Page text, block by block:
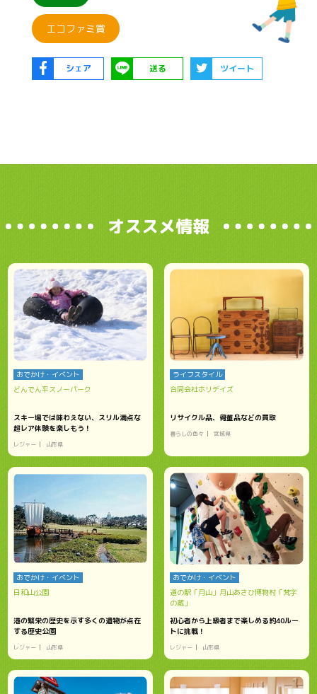
エコファミ賞
シェア 送る ツイート
オススメ情報
おでかけ・イベント
どんでん平スノーパーク
スキー場では味わえない、スリル満点な
超レア体験を楽しもう！
レジャー 山形県
ライフスタイル
合同会社ホリデイズ
リサイクル品、骨董品などの買取
暮らしの色々 宮城県
おでかけ・イベント
日和山公園
港の繁栄の歴史を示す多くの遺物が点在
する歴史公園
レジャー 山形県
おでかけ・イベント
道の駅「月山」月山あさひ博物村「梵字
の蔵」
初心者から上級者まで楽しめる約40ルー
トに挑戦！
レジャー 山形県